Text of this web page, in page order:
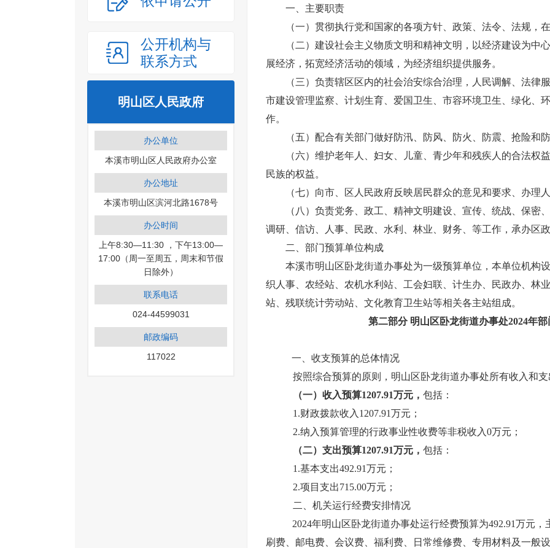
公开机构与
联系方式
明山区人民政府
办公单位
本溪市明山区人民政府办公室
办公地址
本溪市明山区滨河北路1678号
办公时间
上午8:30—11:30 ，下午13:00—
17:00（周一至周五，周末和节假
日除外）
联系电话
024-44599031
邮政编码
117022
一、主要职责
（一）贯彻执行党和国家的各项方针、政策、法令、法规，
（二）建设社会主义物质文明和精神文明，以经济建设为中
展经济，拓宽经济活动的领域，为经济组织提供服务。
（三）负责辖区区内的社会治安综合治理，人民调解、法律
市建设管理监察、计划生育、爱国卫生、市容环境卫生、绿化、
作。
（五）配合有关部门做好防汛、防风、防火、防震、抢险和
（六）维护老年人、妇女、儿童、青少年和残疾人的合法权
民族的权益。
（七）向市、区人民政府反映居民群众的意见和要求、办理
（八）负责党务、政工、精神文明建设、宣传、统战、保密
调研、信访、人事、民政、水利、林业、财务、等工作，承办区
二、部门预算单位构成
本溪市明山区卧龙街道办事处为一级预算单位，本单位机构
织人事、农经站、农机水利站、工会妇联、计生办、民政办、林
站、残联统计劳动站、文化教育卫生站等相关各主站组成。
第二部分 明山区卧龙街道办事处2024年
一、收支预算的总体情况
按照综合预算的原则，明山区卧龙街道办事处所有收入和
（一）收入预算1207.91万元， 包括：
1.财政拨款收入1207.91万元；
2.纳入预算管理的行政事业性收费等非税收入0万元；
（二）支出预算1207.91万元， 包括：
1.基本支出492.91万元；
2.项目支出715.00万元；
二、机关运行经费安排情况
2024年明山区卧龙街道办事处运行经费预算为492.91万元
刷费、邮电费、会议费、福利费、日常维修费、专用材料及一般